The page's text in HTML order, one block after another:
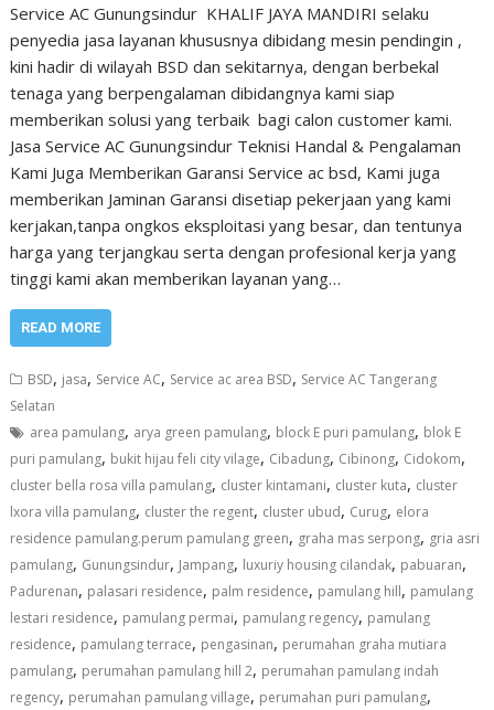
Service AC Gunungsindur KHALIF JAYA MANDIRI selaku
penyedia jasa layanan khususnya dibidang mesin pendingin ,
kini hadir di wilayah BSD dan sekitarnya, dengan berbekal
tenaga yang berpengalaman dibidangnya kami siap
memberikan solusi yang terbaik bagi calon customer kami.
Jasa Service AC Gunungsindur Teknisi Handal & Pengalaman
Kami Juga Memberikan Garansi Service ac bsd, Kami juga
memberikan Jaminan Garansi disetiap pekerjaan yang kami
kerjakan,tanpa ongkos eksploitasi yang besar, dan tentunya
harga yang terjangkau serta dengan profesional kerja yang
tinggi kami akan memberikan layanan yang…
READ MORE
BSD, jasa, Service AC, Service ac area BSD, Service AC Tangerang
Selatan
area pamulang, arya green pamulang, block E puri pamulang, blok E
puri pamulang, bukit hijau feli city vilage, Cibadung, Cibinong, Cidokom,
cluster bella rosa villa pamulang, cluster kintamani, cluster kuta, cluster
lxora villa pamulang, cluster the regent, cluster ubud, Curug, elora
residence pamulang.perum pamulang green, graha mas serpong, gria asri
pamulang, Gunungsindur, Jampang, luxuriy housing cilandak, pabuaran,
Padurenan, palasari residence, palm residence, pamulang hill, pamulang
lestari residence, pamulang permai, pamulang regency, pamulang
residence, pamulang terrace, pengasinan, perumahan graha mutiara
pamulang, perumahan pamulang hill 2, perumahan pamulang indah
regency, perumahan pamulang village, perumahan puri pamulang,